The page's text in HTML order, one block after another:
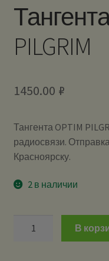
PILGRIM
1450.00 ₽
Тангента OPTIM
радиосвязи.
Красноярску.
2 в наличии
В